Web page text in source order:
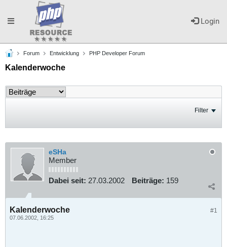
Login
Toggle
navigation
Forum Entwicklung PHP Developer Forum
Kalenderwoche
Filter
eSHa
Member
Dabei seit: 27.03.2002 Beiträge: 159
#1
Kalenderwoche
07.06.2002, 16:25